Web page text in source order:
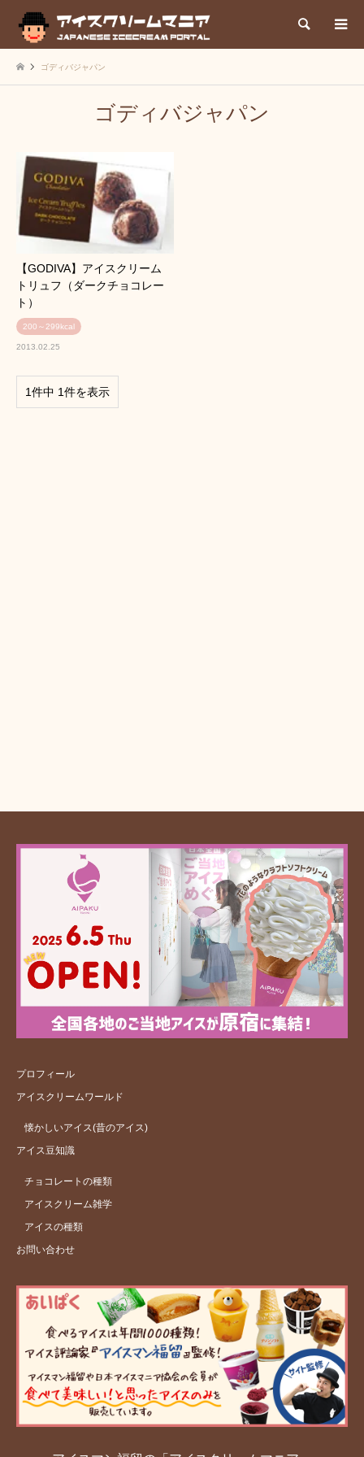
検索
ゴディバジャパン
ゴディバジャパン
【GODIVA】アイスクリーム
トリュフ（ダークチョコレー
ト）
200～299kcal
2013.02.25
1件中 1件を表示
プロフィール
アイスクリームワールド
懐かしいアイス(昔のアイス)
アイス豆知識
チョコレートの種類
アイスクリーム雑学
アイスの種類
お問い合わせ